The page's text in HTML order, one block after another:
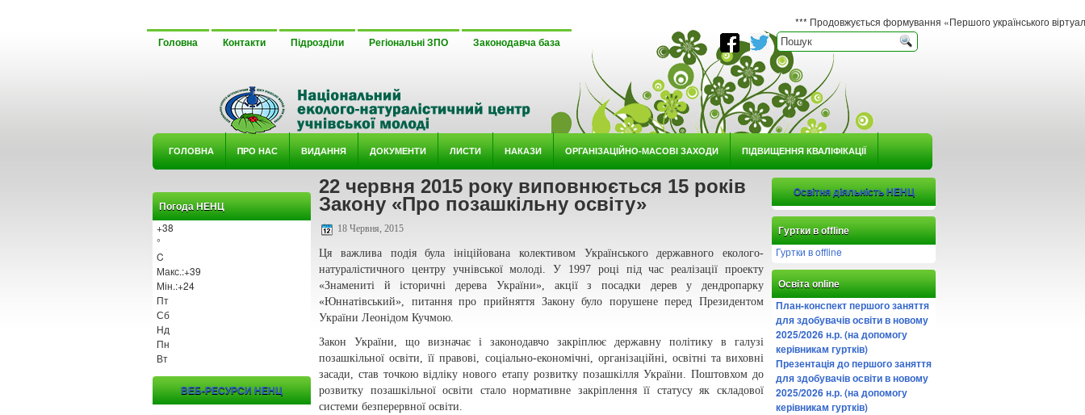
*** Продовжується формування «Першого українського віртуального
Головна Контакти Підрозділи Регіональні ЗПО Законодавча база
ГОЛОВНА ΠРО НАС ВИДАННЯ ДОКУМЕНТИ ЛИСТИ НАКАЗИ ОРГАНІЗАЦІЙНО-МАСОВІ ЗАХОДИ ПІДВИЩЕННЯ КВАЛІФІКАЦІЇ
Погода НЕНЦ
+38
°
C
Макс.:+39
Мін.:+24
Пт
Сб
Нд
Пн
Вт
ВЕБ-РЕСУРСИ НЕНЦ
22 червня 2015 року виповнюється 15 років
Закону «Про позашкільну освіту»
18 Червня, 2015
Ця важлива подія була ініційована колективом Українського державного еколого-
натуралістичного центру учнівської молоді. У 1997 році під час реалізації проекту
«Знамениті й історичні дерева України», акції з посадки дерев у дендропарку
«Юннатівський», питання про прийняття Закону було порушене перед Президентом
України Леонідом Кучмою.
Закон України, що визначає і законодавчо закріплює державну політику в галузі
позашкільної освіти, її правові, соціально-економічні, організаційні, освітні та виховні
засади, став точкою відліку нового етапу розвитку позашкілля України. Поштовхом до
розвитку позашкільної освіти стало нормативне закріплення її статусу як складової
системи безперервної освіти.
Освітня діяльність НЕНЦ
Гуртки в offline
Гуртки в offline
Освіта online
План-конспект першого заняття
для здобувачів освіти в новому
2025/2026 н.р. (на допомогу
керівникам гуртків)
Презентація до першого заняття
для здобувачів освіти в новому
2025/2026 н.р. (на допомогу
керівникам гуртків)